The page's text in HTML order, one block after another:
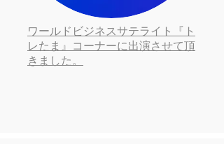
ワールドビジネスサテライト『 ト
レたま』コーナーに出演させて頂
きました。